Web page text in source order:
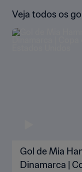
Veja todos os
do Feminina da
Gol de Mia
Dinamarca |